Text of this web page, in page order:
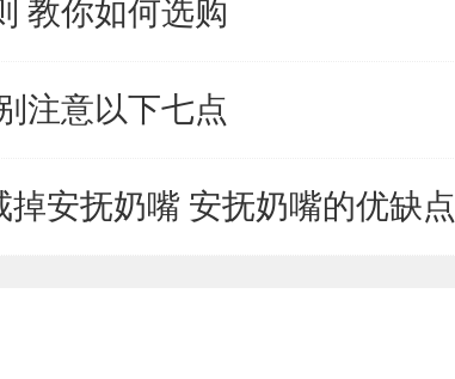
教你如何选购
注意以下七点
安抚奶嘴 安抚奶嘴的优缺点